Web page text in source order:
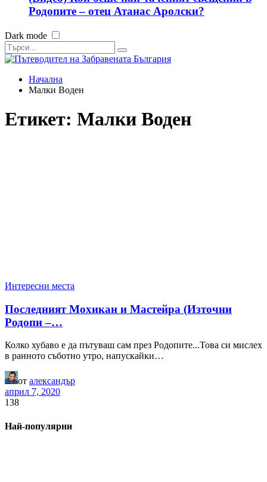
Родопите – отец Атанас Аролски?
Dark mode
Начална
Малки Воден
Етикет: Малки Воден
Интересни места
Последният Мохикан и Мастейра (Източни
Родопи –…
Колко хубаво е да пътуваш сам през Родопите...Това си мислех
в ранното съботно утро, напускайки…
от александър
април 7, 2020
138
Най-популярни